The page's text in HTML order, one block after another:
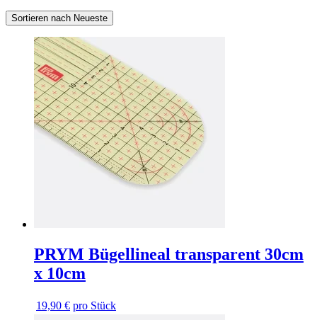
Sortieren nach Neueste
PRYM Bügellineal transparent 30cm
x 10cm
19,90 € pro Stück